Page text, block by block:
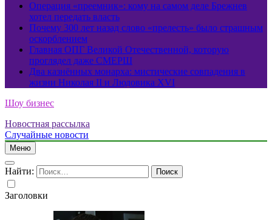
Операция «преемник»: кому на самом деле Брежнев
хотел передать власть
Почему 300 лет назад слово «прелесть» было страшным
оскорблением
Главная ОПГ Великой Отечественной, которую
проглядел даже СМЕРШ
Два казнённых монарха: мистические совпадения в
жизни Николая II и Людовика XVI
Шоу бизнес
Новостная рассылка
Случайные новости
Меню
Найти:
Заголовки